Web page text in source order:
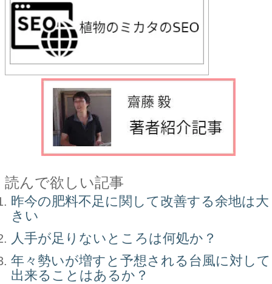
読んで欲しい記事
昨今の肥料不足に関して改善する余地は大
きい
人手が足りないところは何処か？
年々勢いが増すと予想される台風に対して
出来ることはあるか？